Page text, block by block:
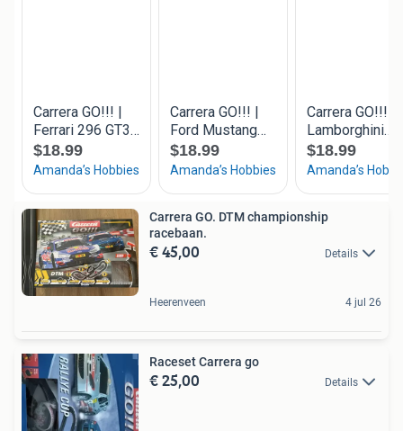
Carrera GO. DTM championship
racebaan.
€ 45,00 Details
Heerenveen 4 jul 26
Raceset Carrera go
€ 25,00 Details